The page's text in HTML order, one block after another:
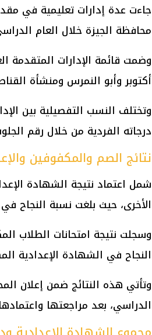
جاءت عدة إدارات تعليمية في
محافظة الجيزة خلال العام الدراسي 2025-
أكتوبر وأبو النمرس ومنشأة
وتختلف النسب التفصيلية بين
درجاته الفردية من خلال رقم
نتائج الصم والمكفوفين
شمل اعتماد نتيجة الشهادة
الأخرى، حيث بلغت نسبة النجاح
وسجلت نتيجة امتحانات
النجاح في الشهادة الإعدادية
وتأتي هذه النتائج ضمن إعلان
الدراسي، بعد مراجعتها